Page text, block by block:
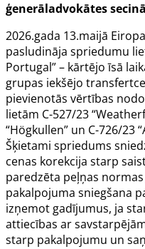
ģenerāladvokātes
2026.gada 13.maijā
pasludināja spriedumu
Portugal” – kārtējo īsā
grupas iekšējo
pievienotās vērtības
lietām C-527/23
“Högkullen” un C-726/23
Šķietami spriedums
cenas korekcija starp
paredzēta peļņas
pakalpojuma sniegšana
izņemot gadījumus, ja
attiecības ar
starp pakalpojumu un